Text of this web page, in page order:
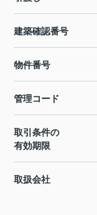
建築確認番号
物件番号
管理コード
取引条件の
有効期限
取扱会社